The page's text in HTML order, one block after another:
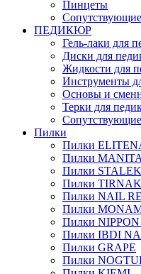
Пинцеты
ПЕДИКЮР
Гель-лаки для
Диски для
Жидкости для
Инструменты
Основы и
Терки для
Пилки
Пилки
Пилки MANITA
Пилки
Пилки TIRNAK
Пилки NAIL
Пилки
Пилки NIPPON
Пилки IBDI
Пилки GRAPE
Пилки